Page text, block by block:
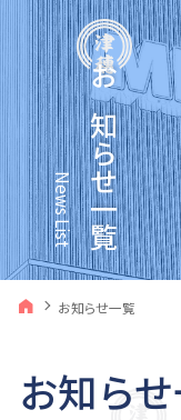
お知らせ一覧
News List
お知らせ一覧
お知ら